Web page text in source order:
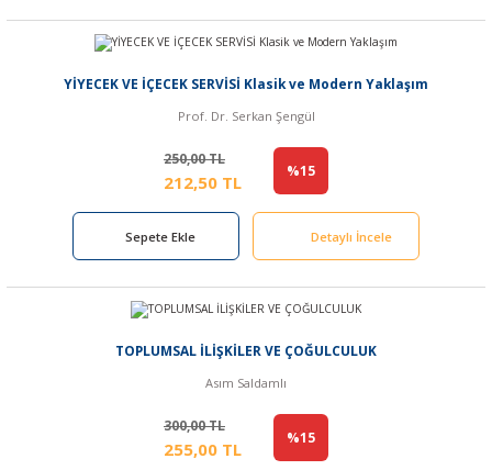
YİYECEK VE İÇECEK SERVİSİ Klasik ve Modern Yaklaşım
Prof. Dr. Serkan Şengül
250,00 TL
212,50 TL
%15
Sepete Ekle Detaylı İncele
TOPLUMSAL İLİŞKİLER VE ÇOĞULCULUK
Asım Saldamlı
300,00 TL
255,00 TL
%15